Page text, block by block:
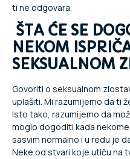
ti ne odgovara.
ŠTA ĆE SE
NEKOM
SEKSUALNOM
Govoriti o seksualnom
uplašiti. Mi razumijemo da ti
Isto tako, razumijemo da
moglo dogoditi kada
sasvim normalno i u redu je
Neke od stvari koje utiču na